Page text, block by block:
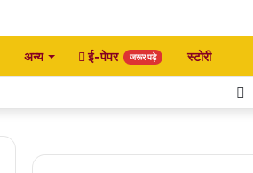
अन्य ई-पेपर जरूर पढ़े स्टोरी